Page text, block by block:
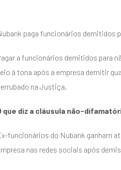
paga funcionários demitidos
a funcionários demitidos para
à tona após a empresa demitir
na Justiça.
que diz a cláusula não-
funcionários do Nubank ganham
nas redes sociais após